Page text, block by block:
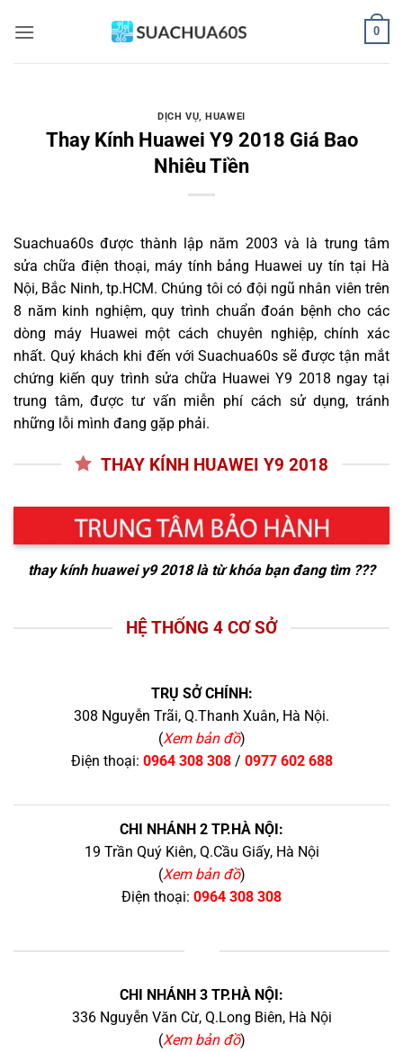
qua
0
DỊCH VỤ,HUAWEI
Thay Kính Huawei Y9 2018 Giá Bao
Nhiêu Tiền
Suachua60s được thành lập năm 2003 và là trung tâm
sửa chữa điện thoại, máy tính bảng Huawei uy tín tại Hà
Nội, Bắc Ninh, tp.HCM. Chúng tôi có đội ngũ nhân viên trên
8 năm kinh nghiệm, quy trình chuẩn đoán bệnh cho các
dòng máy Huawei một cách chuyên nghiệp, chính xác
nhất. Quý khách khi đến với Suachua60s sẽ được tận mắt
chứng kiến quy trình sửa chữa Huawei Y9 2018 ngay tại
trung tâm, được tư vấn miễn phí cách sử dụng, tránh
những lỗi mình đang gặp phải.
THAY KÍNH HUAWEI Y9 2018
thay kính huawei y9 2018là từ khóa bạn đang tìm ???
HỆ THỐNG 4 CƠ SỞ
TRỤ SỞ CHÍNH:
308 Nguyễn Trãi, Q.Thanh Xuân, Hà Nội.
(Xem bản đồ)
Điện thoại: 0964 308 308/ 0977 602 688
CHI NHÁNH 2 TP.HÀ NỘI:
19 Trần Quý Kiên, Q.Cầu Giấy, Hà Nội
(Xem bản đồ)
Điện thoại: 0964 308 308
CHI NHÁNH 3 TP.HÀ NỘI:
336 Nguyễn Văn Cừ, Q.Long Biên, Hà Nội
(Xem bản đồ)